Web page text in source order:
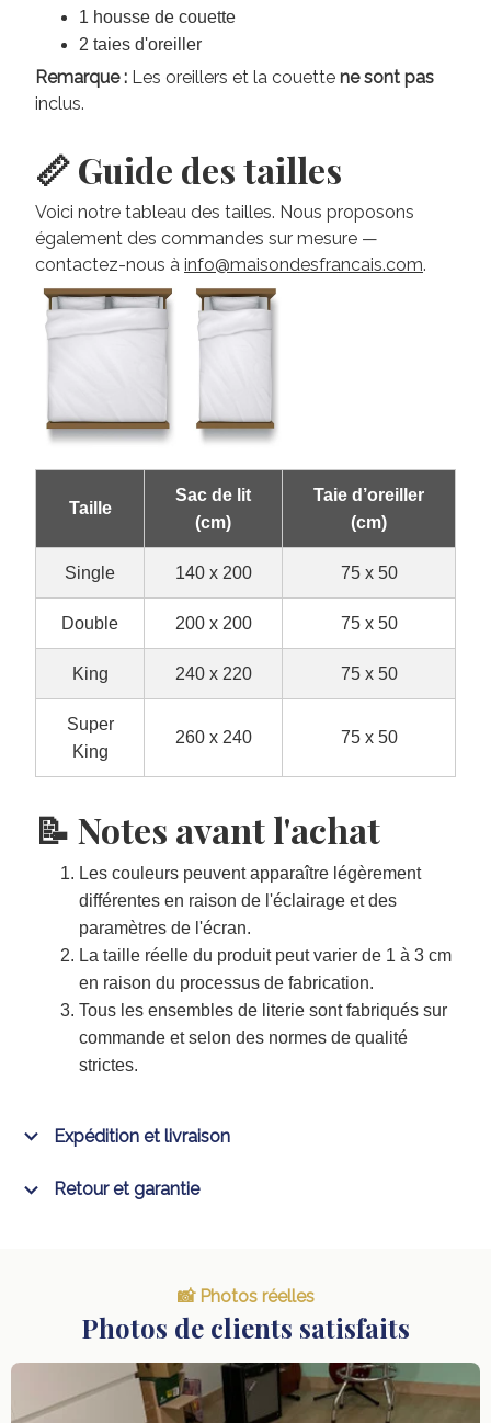
1 housse de couette
2 taies d'oreiller
Remarque : Les oreillers et la couette ne sont pas
inclus.
📏 Guide des tailles
Voici notre tableau des tailles. Nous proposons
également des commandes sur mesure —
contactez-nous à info@maisondesfrancais.com.
Taille
Sac de lit
(cm)
Taie d’oreiller
(cm)
Single 140 x 200 75 x 50
Double 200 x 200 75 x 50
King 240 x 220 75 x 50
Super
King
260 x 240 75 x 50
📝 Notes avant l'achat
Les couleurs peuvent apparaître légèrement
différentes en raison de l'éclairage et des
paramètres de l'écran.
La taille réelle du produit peut varier de 1 à 3 cm
en raison du processus de fabrication.
Tous les ensembles de literie sont fabriqués sur
commande et selon des normes de qualité
strictes.
Expédition et livraison
Retour et garantie
📸 Photos réelles
Photos de clients satisfaits